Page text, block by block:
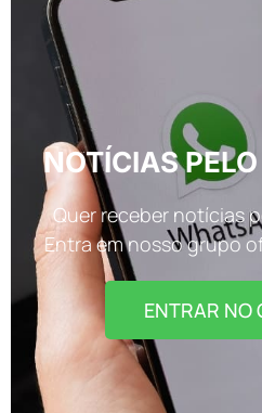
NOTÍCIAS
Quer receber notícias
Entra em nosso grupo
ENTRAR NO